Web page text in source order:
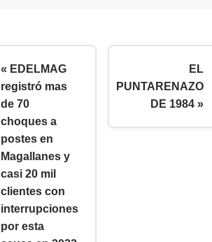
« EDELMAG
registró mas
de 70
choques a
postes en
Magallanes y
casi 20 mil
clientes con
interrupciones
por esta
EL
PUNTARENAZO
DE 1984 »